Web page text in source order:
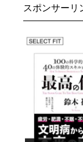
スポンサーリ